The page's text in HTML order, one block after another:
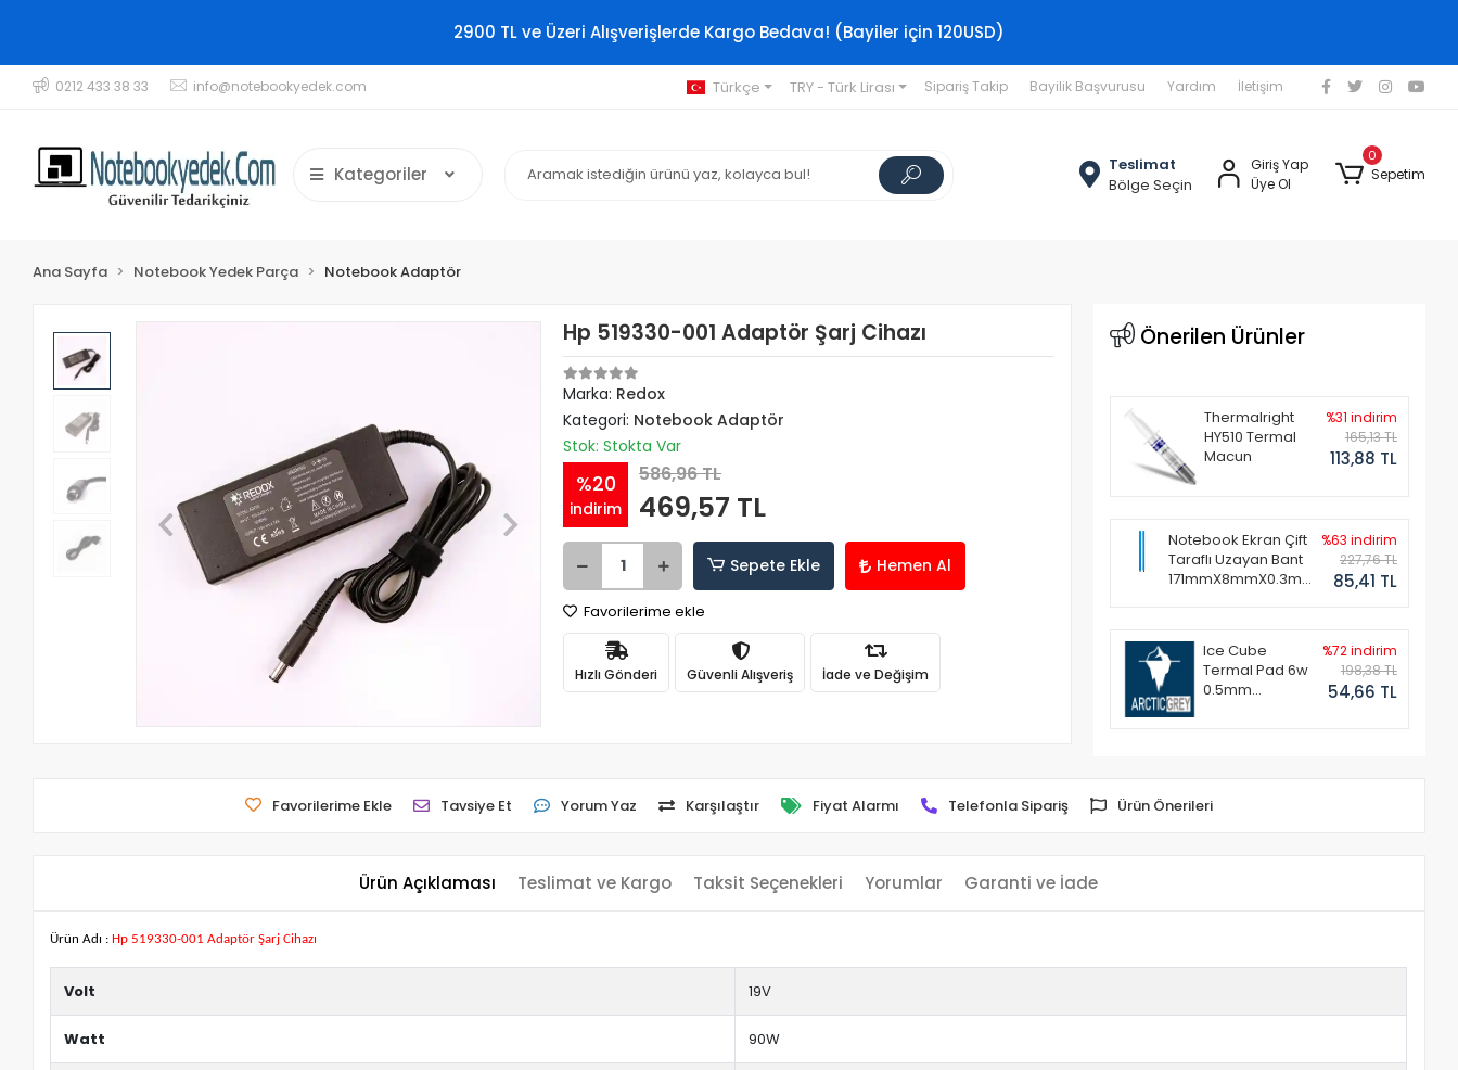
2900 TL ve Üzeri Alışverişlerde Kargo Bedava! (Bayiler için 120USD)
0212 433 38 33 info@notebookyedek.com Türkçe TRY - Türk Lirası Sipariş Takip Bayilik Başvurusu Yardım İletişim
Kategoriler
Teslimat
Bölge Seçin
Giriş Yap
Üye Ol
0
Sepetim
Ana Sayfa Notebook Yedek Parça Notebook Adaptör
Hp 519330-001 Adaptör Şarj Cihazı
Marka: Redox
Kategori: Notebook Adaptör
Stok: Stokta Var
%20
indirim
586,96 TL
469,57 TL
Sepete Ekle Hemen Al
Favorilerime ekle
Hızlı Gönderi Güvenli Alışveriş İade ve Değişim
Önerilen Ürünler
Thermalright
HY510 Termal
Macun
%31 indirim
165,13 TL
113,88 TL
Notebook Ekran Çift
Taraflı Uzayan Bant
171mmX8mmX0.3mm
%63 indirim
227,76 TL
85,41 TL
Ice Cube
Termal Pad 6w
0.5mm
%72 indirim
198,38 TL
54,66 TL
Favorilerime Ekle Tavsiye Et Yorum Yaz Karşılaştır Fiyat Alarmı Telefonla Sipariş Ürün Önerileri
Ürün Açıklaması Teslimat ve Kargo Taksit Seçenekleri Yorumlar Garanti ve İade
Ürün Adı : Hp 519330-001 Adaptör Şarj Cihazı
Volt 19V
Watt 90W